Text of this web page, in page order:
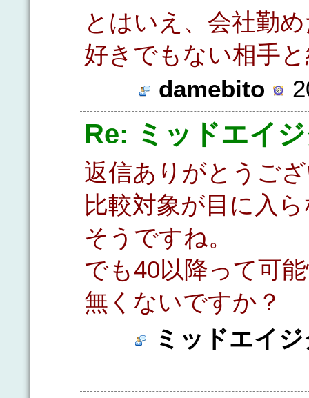
とはいえ、会社勤
好きでもない相手
damebito
Re: ミッドエイ
返信ありがとうご
比較対象が目に入
そうですね。
でも40以降って可
無くないですか？
ミッドエイ